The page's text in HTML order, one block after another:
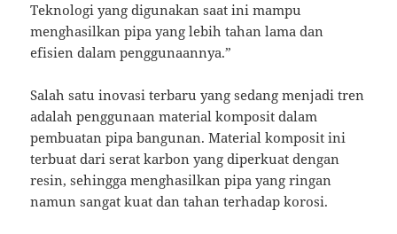
Teknologi yang digunakan saat ini mampu
menghasilkan pipa yang lebih tahan lama dan
efisien dalam penggunaannya.”
Salah satu inovasi terbaru yang sedang menjadi tren
adalah penggunaan material komposit dalam
pembuatan pipa bangunan. Material komposit ini
terbuat dari serat karbon yang diperkuat dengan
resin, sehingga menghasilkan pipa yang ringan
namun sangat kuat dan tahan terhadap korosi.